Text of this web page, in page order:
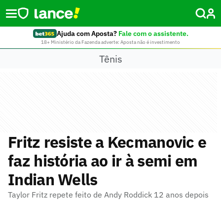
Ajuda com Aposta? Fale com o assistente.
18+ Ministério da Fazenda adverte: Aposta não é investimento
Tênis
Fritz resiste a Kecmanovic e
faz história ao ir à semi em
Indian Wells
Taylor Fritz repete feito de Andy Roddick 12 anos depois